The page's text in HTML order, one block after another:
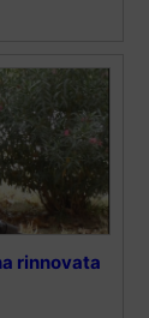
rinnovata